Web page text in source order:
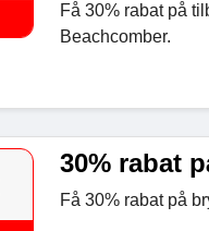
Få 30% rabat på
Beachcomber.
30% rabat
Få 30% rabat på